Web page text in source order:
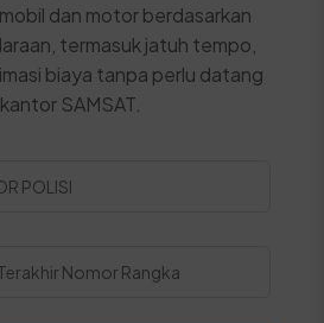
dan motor berdasarkan
termasuk jatuh tempo,
biaya tanpa perlu datang
SAMSAT.